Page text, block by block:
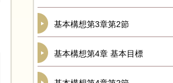
基本構想第3章第2節
基本構想第4章 基本目標